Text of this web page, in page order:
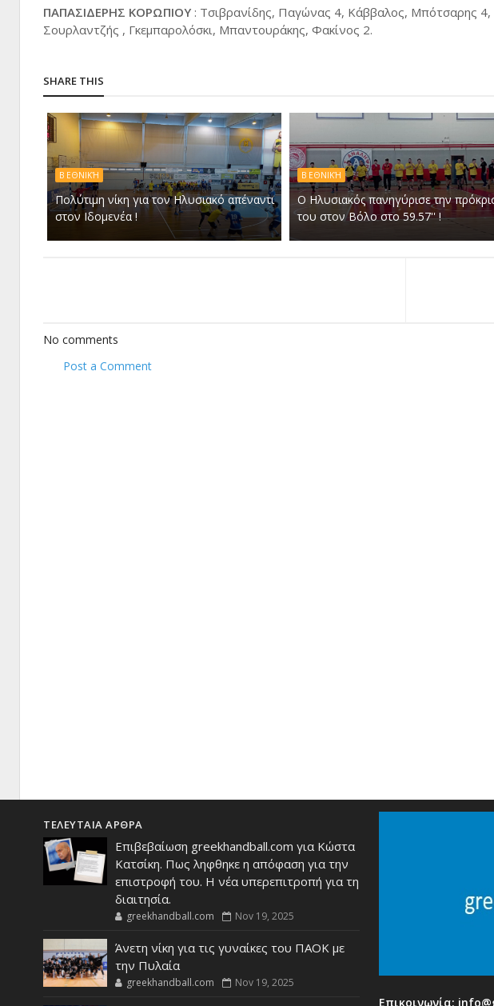
ΠΑΠΑΣΙΔΕΡΗΣ ΚΟΡΩΠΙΟΥ : Τσιβρανίδης, Παγώνας 4, Κάββαλος, Μπότσαρης
Σουρλαντζής , Γκεμπαρολόσκι, Μπαντουράκης, Φακίνος 2.
SHARE THIS
Β ΕΘΝΙΚΉ
Πολύτιμη νίκη για τον Ηλυσιακό απέναντι
στον Ιδομενέα !
Β ΕΘΝΙΚΉ
Ο Ηλυσιακός πανηγύρισε την
του στον Βόλο στο 59.57'' !
No comments
Post a Comment
ΤΕΛΕΥΤΑΙΑ ΑΡΘΡΑ
Επιβεβαίωση greekhandball.com για Κώστα
Κατσίκη. Πως ληφθηκε η απόφαση για την
επιστροφή του. Η νέα υπερεπιτροπή για τη
διαιτησία.
greekhandball.com Nov 19, 2025
Άνετη νίκη για τις γυναίκες του ΠΑΟΚ με
την Πυλαία
greekhandball.com Nov 19, 2025
Επικοινωνία: